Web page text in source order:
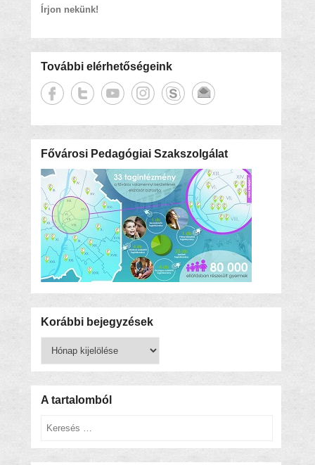
Írjon nekünk!
További elérhetőségeink
Fővárosi Pedagógiai Szakszolgálat
Korábbi bejegyzések
bejegyzések
A tartalomból
Keresés